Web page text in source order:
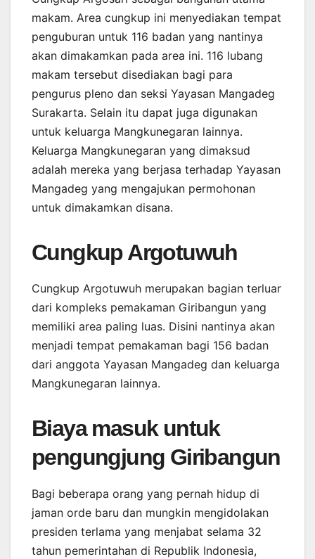
makam. Area cungkup ini menyediakan tempat
penguburan untuk 116 badan yang nantinya
akan dimakamkan pada area ini. 116 lubang
makam tersebut disediakan bagi para
pengurus pleno dan seksi Yayasan Mangadeg
Surakarta. Selain itu dapat juga digunakan
untuk keluarga Mangkunegaran lainnya.
Keluarga Mangkunegaran yang dimaksud
adalah mereka yang berjasa terhadap Yayasan
Mangadeg yang mengajukan permohonan
untuk dimakamkan disana.
Cungkup Argotuwuh
Cungkup Argotuwuh merupakan bagian terluar
dari kompleks pemakaman Giribangun yang
memiliki area paling luas. Disini nantinya akan
menjadi tempat pemakaman bagi 156 badan
dari anggota Yayasan Mangadeg dan keluarga
Mangkunegaran lainnya.
Biaya masuk untuk
pengungjung Giribangun
Bagi beberapa orang yang pernah hidup di
jaman orde baru dan mungkin mengidolakan
presiden terlama yang menjabat selama 32
tahun pemerintahan di Republik Indonesia,